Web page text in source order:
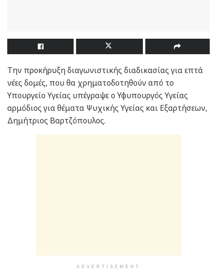
Την προκήρυξη διαγωνιστικής διαδικασίας για επτά
νέες δομές, που θα χρηματοδοτηθούν από το
Υπουργείο Υγείας υπέγραψε ο Υφυπουργός Υγείας
αρμόδιος για θέματα Ψυχικής Υγείας και Εξαρτήσεων,
Δημήτριος Βαρτζόπουλος.
ADVERTISEMENT